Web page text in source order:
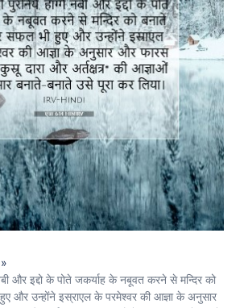
और इद्दो के पोते जकर्याह के नबूवत करने से मन्दिर को
और उन्होंने इस्राएल के परमेश्‍वर की आज्ञा के अनुसार